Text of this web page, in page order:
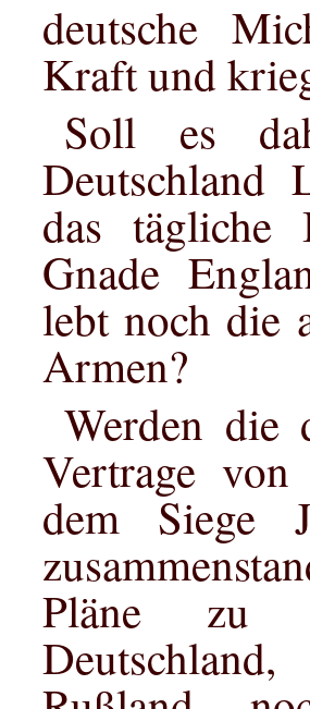
deutsche
Kraft und
Soll es
das
Gnade
lebt noch die
Armen?
Werden die
Vertrage von
dem Siege
Pläne zu